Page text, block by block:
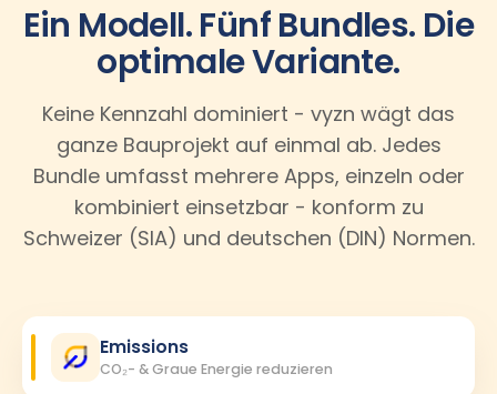
Ein Modell. Fünf Bundles. Die
optimale Variante.
Keine Kennzahl dominiert - vyzn wägt das
ganze Bauprojekt auf einmal ab. Jedes
Bundle umfasst mehrere Apps, einzeln oder
kombiniert einsetzbar - konform zu
Schweizer (SIA) und deutschen (DIN) Normen.
Emissions
CO₂- & Graue Energie reduzieren